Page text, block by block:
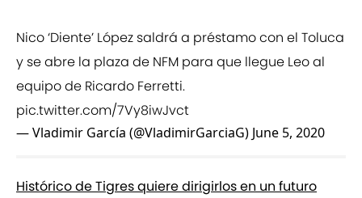
Nico ‘Diente’ López saldrá a préstamo con el Toluca
y se abre la plaza de NFM para que llegue Leo al
equipo de Ricardo Ferretti.
pic.twitter.com/7Vy8iwJvct
— Vladimir García (@VladimirGarciaG) June 5, 2020
Histórico de Tigres quiere dirigirlos en un futuro